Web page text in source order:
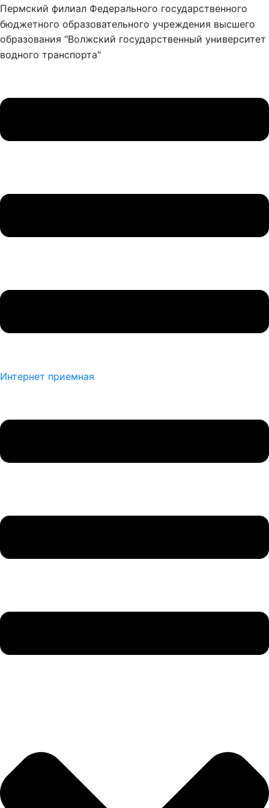
Пермский филиал Федерального государственного
бюджетного образовательного учреждения высшего
образования "Волжский государственный университет
водного транспорта"
Интернет приемная